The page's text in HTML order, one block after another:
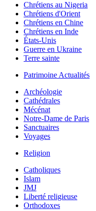
Chrétiens au Nigeria
Chrétiens d'Orient
Chrétiens en Chine
Chrétiens en Inde
États-Unis
Guerre en Ukraine
Terre sainte
Patrimoine Actualités
Archéologie
Cathédrales
Mécénat
Notre-Dame de Paris
Sanctuaires
Voyages
Religion
Catholiques
Islam
JMJ
Liberté religieuse
Orthodoxes